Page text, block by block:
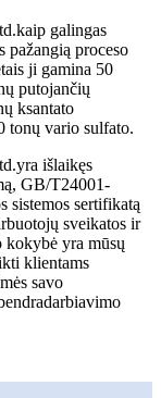
galingas
proceso
ji gamina 50
putojančių
ksantato
tonų vario sulfato.
išlaikęs
GB/T24001-
sistemos sertifikatą
sveikatos ir
kokybė yra mūsų
klientams
savo